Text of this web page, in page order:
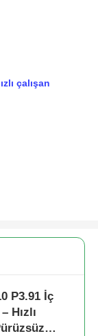
çalışan
P3.91 İç
Hızlı